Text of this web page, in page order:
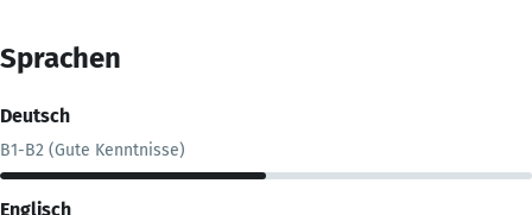
Sprachen
Deutsch
B1-B2 (Gute Kenntnisse)
Englisch